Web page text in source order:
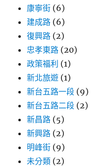
康寧街 (6)
建成路 (6)
復興路 (2)
忠孝東路 (20)
政策福利 (1)
新北旅遊 (1)
新台五路一段 (9)
新台五路二段 (2)
新昌路 (5)
新興路 (2)
明峰街 (9)
未分類 (2)